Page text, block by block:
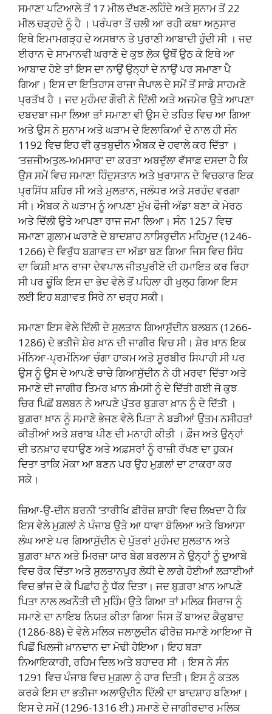
ਸਮਾਣਾ ਪਟਿਆਲੇ ਤੋਂ 17 ਮੀਲ ਦੱਖਣ-ਲਹਿੰਦੇ ਅਤੇ ਸੁਨਾਮ ਤੋਂ 22
ਮੀਲ ਚੜ੍ਹਦੇ ਨੂੰ ਹੈ । ਪਰੰਪਰਾ ਤੋਂ ਚਲੀ ਆ ਰਹੀ ਕਥਾ ਅਨੁਸਾਰ
ਇਥੇ ਇਮਾਮਗੜ੍ਹ ਦੇ ਅਸਥਾਨ ਤੇ ਪੁਰਾਣੀ ਆਬਾਦੀ ਹੁੰਦੀ ਸੀ । ਜਦ
ਈਰਾਨ ਦੇ ਸਾਮਾਨਵੀ ਘਰਾਣੇ ਦੇ ਕੁਝ ਲੋਕ ਉਥੋਂ ਉਠ ਕੇ ਇਥੇ ਆ
ਆਬਾਦ ਹੋਏ ਤਾਂ ਇਸ ਦਾ ਨਾਉਂ ਉਨ੍ਹਾਂ ਦੇ ਨਾਉਂ ਪਰ ਸਮਾਣਾ ਪੈ
ਗਿਆ। ਇਸ ਦਾ ਇਤਿਹਾਸ ਰਾਜਾ ਜੈਪਾਲ ਦੇ ਸਮੇਂ ਤੋਂ ਸਾਡੇ ਸਾਹਮਣੇ
ਪ੍ਰਤੱਖ ਹੈ । ਜਦ ਮੁਹੰਮਦ ਗੌਰੀ ਨੇ ਦਿੱਲੀ ਅਤੇ ਅਜਮੇਰ ਉਤੇ ਆਪਣਾ
ਦਬਦਬਾ ਜਮਾ ਲਿਆ ਤਾਂ ਸਮਾਣਾ ਵੀ ਉਸ ਦੇ ਤਹਿਤ ਵਿਚ ਆ ਗਿਆ
ਅਤੇ ਉਸ ਨੇ ਸੁਨਾਮ ਅਤੇ ਘੜਾਮ ਦੇ ਇਲਾਕਿਆਂ ਦੇ ਨਾਲ ਹੀ ਸੰਨ
1192 ਵਿਚ ਇਹ ਵੀ ਕੁਤਬੁਦੀਨ ਐਬਕ ਦੇ ਹਵਾਲੇ ਕਰ ਦਿੱਤਾ ।
‘ਤਜ਼ਜੀਅਤੁਲ-ਅਮਸਾਰ’ ਦਾ ਕਰਤਾ ਅਬਦੁੱਲਾ ਵੱਸਾਫ਼ ਦਸਦਾ ਹੈ ਕਿ
ਉਸ ਸਮੇਂ ਵਿਚ ਸਮਾਣਾ ਹਿੰਦੁਸਤਾਨ ਅਤੇ ਖੁਰਾਸਾਨ ਦੇ ਵਿਚਕਾਰ ਇਕ
ਪ੍ਰਸਿੱਧ ਸ਼ਹਿਰ ਸੀ ਅਤੇ ਮੁਲਤਾਨ, ਜਲੰਧਰ ਅਤੇ ਸਰਹੰਦ ਵਰਗਾ
ਸੀ। ਐਬਕ ਨੇ ਘੜਾਮ ਨੂੰ ਆਪਣਾ ਮੁੱਖ ਫੌਜੀ ਅੱਡਾ ਬਣਾ ਕੇ ਮੇਰਠ
ਅਤੇ ਦਿੱਲੀ ਉਤੇ ਆਪਣਾ ਰਾਜ ਜਮਾ ਲਿਆ। ਸੰਨ 1257 ਵਿਚ
ਸਮਾਣਾ ਗ਼ੁਲਾਮ ਘਰਾਣੇ ਦੇ ਬਾਦਸ਼ਾਹ ਨਾਸਿਰੁਦੀਨ ਮਹਿਮੂਦ (1246-
1266) ਦੇ ਵਿਰੁੱਧ ਬਗ਼ਾਵਤ ਦਾ ਅੱਡਾ ਬਣ ਗਿਆ ਜਿਸ ਵਿਚ ਸਿੰਧ
ਦਾ ਕਿਸ਼ੀ ਖ਼ਾਨ ਰਾਜਾ ਦੇਵਪਾਲ ਜੀਤਪੁਰੀਏ ਦੀ ਹਮਾਇਤ ਕਰ ਰਿਹਾ
ਸੀ ਪਰ ਚੂੰਕਿ ਇਸ ਦਾ ਭੇਦ ਵੇਲੇ ਤੋਂ ਪਹਿਲਾ ਹੀ ਖੁਲ੍ਹ ਗਿਆ ਇਸ
ਲਈ ਇਹ ਬਗ਼ਾਵਤ ਸਿਰੇ ਨਾ ਚੜ੍ਹ ਸਕੀ।
ਸਮਾਣਾ ਇਸ ਵੇਲੇ ਦਿੱਲੀ ਦੇ ਸੁਲਤਾਨ ਗਿਆਸੁੱਦੀਨ ਬਲਬਨ (1266-
1286) ਦੇ ਭਤੀਜੇ ਸ਼ੇਰ ਖ਼ਾਨ ਦੀ ਜਾਗੀਰ ਵਿਚ ਸੀ। ਸ਼ੇਰ ਖ਼ਾਨ ਇਕ
ਮੰਨਿਆ-ਪ੍ਰਮੰਨਿਆ ਚੰਗਾ ਹਾਕਮ ਅਤੇ ਸੂਰਬੀਰ ਸਿਪਾਹੀ ਸੀ ਪਰ
ਉਸ ਨੂੰ ਉਸ ਦੇ ਆਪਣੇ ਚਾਚੇ ਗਿਆਸੁੱਦੀਨ ਨੇ ਹੀ ਮਰਵਾ ਦਿੱਤਾ ਅਤੇ
ਸਮਾਣੇ ਦੀ ਜਾਗੀਰ ਤਿਮਰ ਖ਼ਾਨ ਸ਼ੰਮਸੀ ਨੂੰ ਦੇ ਦਿੱਤੀ ਗਈ ਜੋ ਕੁਝ
ਚਿਰ ਪਿਛੋਂ ਬਲਬਨ ਨੇ ਆਪਣੇ ਪੁੱਤਰ ਬੁਗ਼ਰਾ ਖ਼ਾਨ ਨੂੰ ਦੇ ਦਿੱਤੀ ।
ਬੁਗ਼ਰਾ ਖ਼ਾਨ ਨੂੰ ਸਮਾਣੇ ਭੇਜਣ ਵੇਲੇ ਪਿਤਾ ਨੇ ਬੜੀਆਂ ਉਤਮ ਨਸੀਹਤਾਂ
ਕੀਤੀਆਂ ਅਤੇ ਸ਼ਰਾਬ ਪੀਣ ਦੀ ਮਨਾਹੀ ਕੀਤੀ । ਫ਼ੌਜ ਅਤੇ ਉਨ੍ਹਾਂ
ਦੀ ਤਨਖ਼ਾਹ ਵਧਾਉਣ ਅਤੇ ਅਫ਼ਸਰਾਂ ਨੂੰ ਰਾਜ਼ੀ ਰੱਖਣ ਦਾ ਹੁਕਮ
ਦਿਤਾ ਤਾਕਿ ਮੋਕਾ ਆ ਬਣਨ ਪਰ ਉਹ ਮੁਗ਼ਲਾਂ ਦਾ ਟਾਕਰਾ ਕਰ
ਸਕੇ।
ਜ਼ਿਆ-ਉ-ਦੀਨ ਬਰਨੀ ‘ਤਾਰੀਖਿ ਫ਼ੀਰੋਜ਼ ਸ਼ਾਹੀ’ ਵਿਚ ਲਿਖਦਾ ਹੈ ਕਿ
ਇਸ ਵੇਲੇ ਮੁਗ਼ਲਾਂ ਨੇ ਪੰਜਾਬ ਉਤੇ ਆ ਧਾਵਾ ਬੋਲਿਆ ਅਤੇ ਬਿਆਸਾ
ਲੰਘ ਆਏ ਪਰ ਗਿਆਸੁੱਦੀਨ ਦੇ ਪੁੱਤਰਾਂ ਮੁਹੰਮਦ ਸੁਲਤਾਨ ਅਤੇ
ਬੁਗ਼ਰਾ ਖ਼ਾਨ ਅਤੇ ਮਿਰਜ਼ਾ ਯਾਰ ਬੇਗ ਬਰਲਾਸ ਨੇ ਉਨ੍ਹਾਂ ਨੂੰ ਦੁਆਬੇ
ਵਿਚ ਰੋਕ ਦਿੱਤਾ ਅਤੇ ਸੁਲਤਾਨਪੁਰ ਲੋਧੀ ਦੇ ਲਾਗੇ ਹੋਈਆਂ ਲੜਾਈਆਂ
ਵਿਚ ਭਾਂਜ ਦੇ ਕੇ ਪਿਛਾਂਹ ਨੂੰ ਧੱਕ ਦਿਤਾ। ਜਦ ਬੁਗ਼ਰਾ ਖ਼ਾਨ ਆਪਣੇ
ਪਿਤਾ ਨਾਲ ਲਖਨੌਤੀ ਦੀ ਮੁਹਿੰਮ ਉਤੇ ਗਿਆ ਤਾਂ ਮਲਿਕ ਸਿਰਾਜ ਨੂੰ
ਸਮਾਣੇ ਦਾ ਨਾਇਬ ਨਿਯਤ ਕੀਤਾ ਗਿਆ ਜਿਸ ਤੋਂ ਬਾਅਦ ਕੈਕੁਬਾਦ
(1286-88) ਦੇ ਵੇਲੇ ਮਲਿਕ ਜਲਾਲੁਦੀਨ ਫੀਰੋਜ਼ ਸਮਾਣੇ ਆਇਆ ਜੋ
ਪਿਛੋਂ ਖਿਲਜੀ ਖ਼ਾਨਦਾਨ ਦਾ ਮੋਢੀ ਹੋਇਆ। ਇਹ ਬੜਾ
ਨਿਆਇਕਾਰੀ, ਰਹਿਮ ਦਿਲ ਅਤੇ ਬਹਾਦਰ ਸੀ । ਇਸ ਨੇ ਸੰਨ
1291 ਵਿਚ ਪੰਜਾਬ ਵਿਚ ਮੁਗ਼ਲਾ ਨੂੰ ਹਾਰ ਦਿਤੀ। ਇਸ ਨੂੰ ਕਤਲ
ਕਰਕੇ ਇਸ ਦਾ ਭਤੀਜਾ ਅਲਾਉਦੀਨ ਦਿੱਲੀ ਦਾ ਬਾਦਸ਼ਾਹ ਬਣਿਆ।
ਇਸ ਦੇ ਸਮੇਂ (1296-1316 ਈ.) ਸਮਾਣੇ ਦੇ ਜਾਗੀਰਦਾਰ ਮਲਿਕ